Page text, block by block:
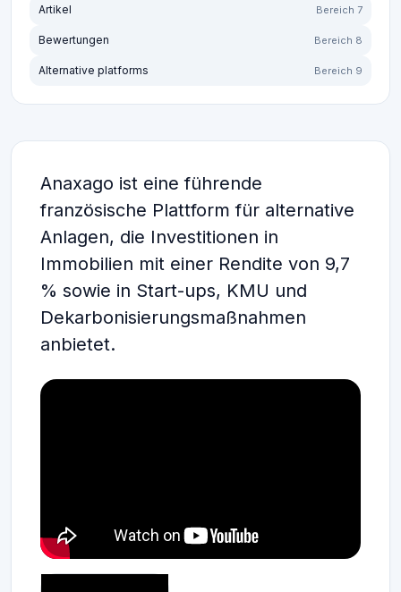
Artikel Bereich 7
Bewertungen Bereich 8
Alternative platforms Bereich 9
Anaxago ist eine führende
französische Plattform für alternative
Anlagen, die Investitionen in
Immobilien mit einer Rendite von 9,7
% sowie in Start-ups, KMU und
Dekarbonisierungsmaßnahmen
anbietet.